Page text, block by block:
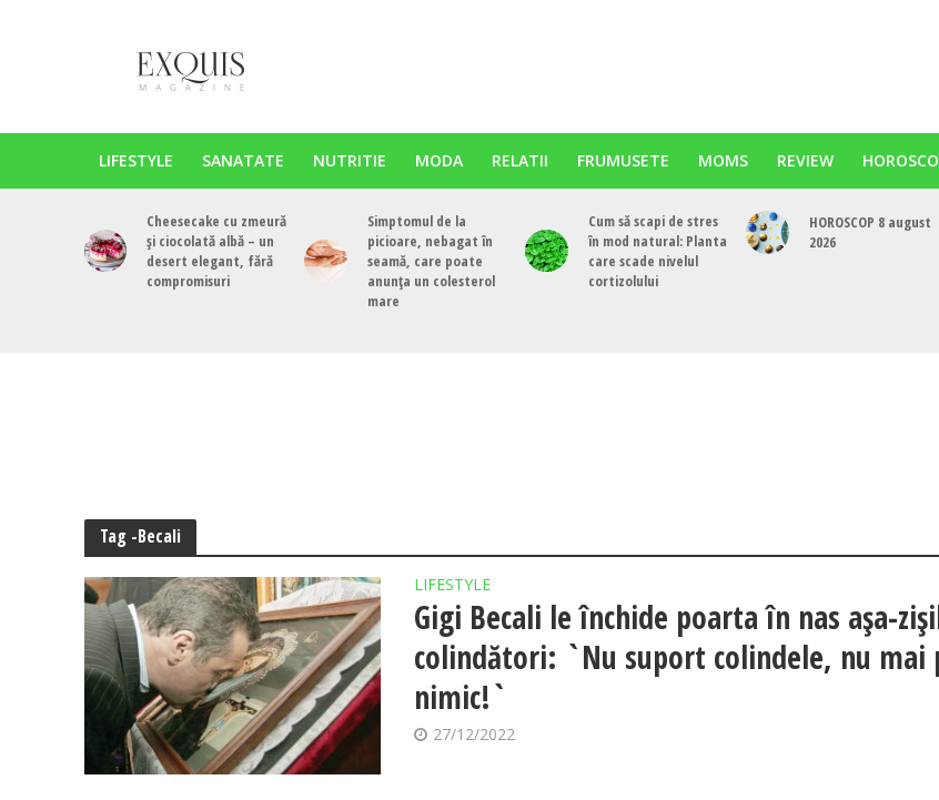
LIFESTYLE SANATATE NUTRITIE MODA RELATII FRUMUSETE MOMS REVIEW
Cheesecake cu zmeură
și ciocolată albă – un
desert elegant, fără
compromisuri
Simptomul de la
picioare, nebagat în
seamă, care poate
anunța un colesterol
mare
Cum să scapi de stres
în mod natural: Planta
care scade nivelul
cortizolului
HOROSCOP 8 august
2026
Tag -Becali
LIFESTYLE
Gigi Becali le închide poarta în nas așa-
colindători: `Nu suport colindele, nu mai
nimic!`
27/12/2022